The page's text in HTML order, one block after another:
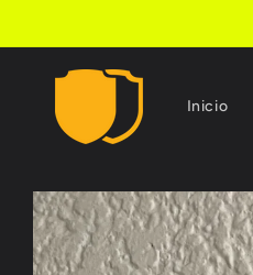
al contenido
Inicio
directamente
a la
información
del producto